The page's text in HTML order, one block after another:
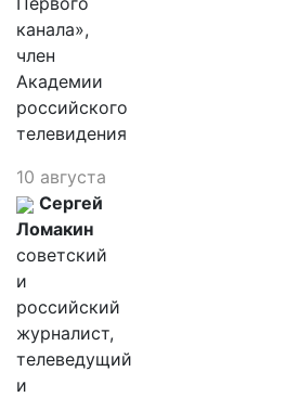
канала»,
член
Академии
российского
телевидения
10 августа
Сергей
Ломакин
советский
и
российский
журналист,
телеведущий
и